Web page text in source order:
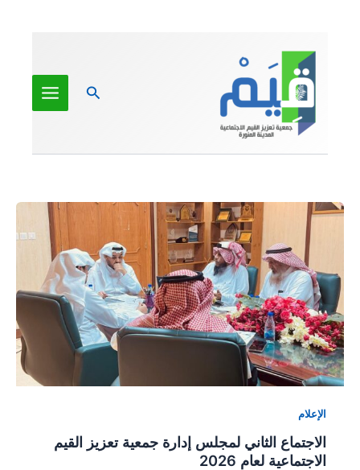
البحث
الإعلام
الاجتماع الثاني لمجلس إدارة جمعية تعزيز القيم
الاجتماعية لعام 2026